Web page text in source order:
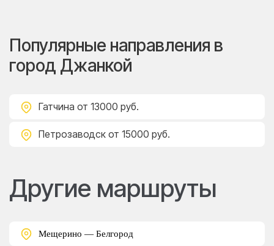
Популярные направления в
город Джанкой
Гатчина от 13000 руб.
Петрозаводск от 15000 руб.
Другие маршруты
Мещерино — Белгород